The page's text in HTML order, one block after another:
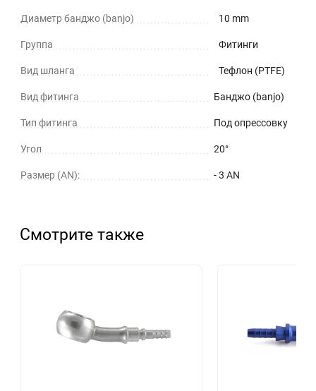
Диаметр банджо (banjo) 10 mm
Группа Фитинги
Вид шланга Тефлон (PTFE)
Вид фитинга Банджо (banjo)
Тип фитинга Под опрессовку
Угол 20°
Размер (AN): - 3 AN
Смотрите также